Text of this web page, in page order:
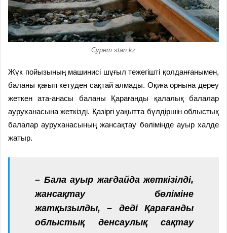
Сурет stan.kz
Жүк пойызының машинисі шұғыл тежегішті қолданғанымен,
баланы қағып кетуден сақтай алмады. Оқиға орнына дереу
жеткен ата-анасы баланы Қарағанды қалалық балалар
ауруханасына жеткізді. Қазіргі уақытта бүлдіршін облыстық
балалар ауруханасының жансақтау бөлімінде ауыр халде
жатыр.
– Бала ауыр жағдайда жеткізілді,
жансақтау бөліміне
жатқызылды, – деді Қарағанды
облыстық денсаулық сақтау